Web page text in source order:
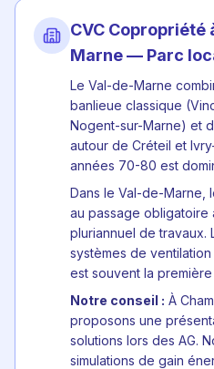
CVC Copropriété
Marne— Parc
Le Val-de-Marne
banlieue classique
Nogent-sur-Marne) et
autour de Créteil et
années 70-80 est
Dans le Val-de-Marne,
au passage obligatoire
pluriannuel de travaux.
systèmes de
est souvent la
Notre conseil : À
proposons une
solutions lors des AG.
simulations de gain